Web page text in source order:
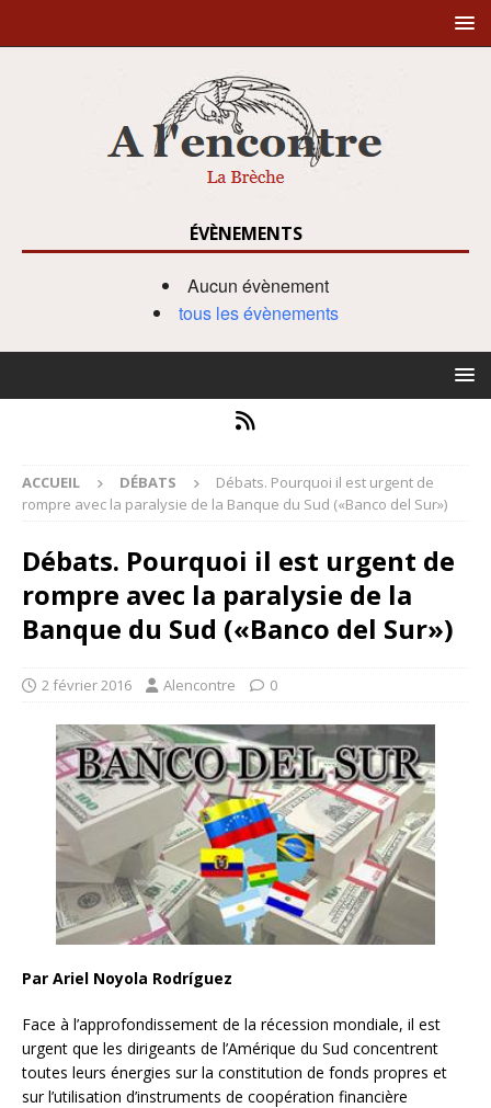
ÉVÈNEMENTS
Aucun évènement
tous les évènements
ACCUEIL DÉBATS
Débats. Pourquoi il est urgent de
rompre avec la paralysie de la Banque du Sud («Banco del Sur»)
Débats. Pourquoi il est urgent de
rompre avec la paralysie de la
Banque du Sud («Banco del Sur»)
2 février 2016 Alencontre 0
Par Ariel Noyola Rodríguez
Face à l’approfondissement de la récession mondiale, il est
urgent que les dirigeants de l’Amérique du Sud concentrent
toutes leurs énergies sur la constitution de fonds propres et
sur l’utilisation d’instruments de coopération financière